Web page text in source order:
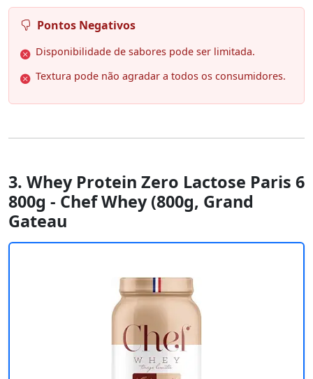
Pontos Negativos
Disponibilidade de sabores pode ser limitada.
Textura pode não agradar a todos os consumidores.
3. Whey Protein Zero Lactose Paris 6
800g - Chef Whey (800g, Grand
Gateau